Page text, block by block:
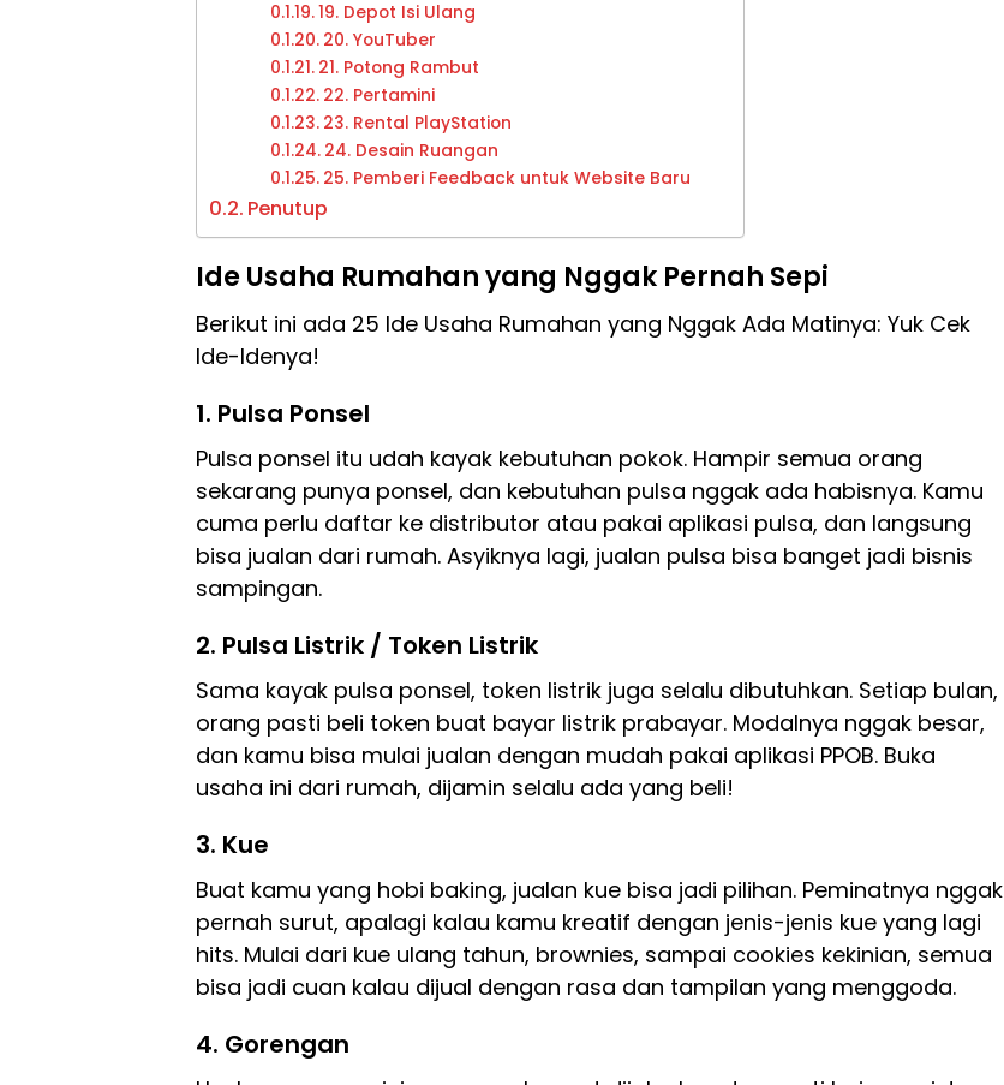
19. Depot Isi Ulang
20. YouTuber
21. Potong Rambut
22. Pertamini
23. Rental PlayStation
24. Desain Ruangan
25. Pemberi Feedback untuk Website Baru
Penutup
Ide Usaha Rumahan yang Nggak Pernah Sepi
Berikut ini ada 25 Ide Usaha Rumahan yang Nggak Ada Matinya: Yuk Cek
Ide-Idenya!
1. Pulsa Ponsel
Pulsa ponsel itu udah kayak kebutuhan pokok. Hampir semua orang
sekarang punya ponsel, dan kebutuhan pulsa nggak ada habisnya. Kamu
cuma perlu daftar ke distributor atau pakai aplikasi pulsa, dan langsung
bisa jualan dari rumah. Asyiknya lagi, jualan pulsa bisa banget jadi bisnis
sampingan.
2. Pulsa Listrik / Token Listrik
Sama kayak pulsa ponsel, token listrik juga selalu dibutuhkan. Setiap bulan,
orang pasti beli token buat bayar listrik prabayar. Modalnya nggak besar,
dan kamu bisa mulai jualan dengan mudah pakai aplikasi PPOB. Buka
usaha ini dari rumah, dijamin selalu ada yang beli!
3. Kue
Buat kamu yang hobi baking, jualan kue bisa jadi pilihan. Peminatnya nggak
pernah surut, apalagi kalau kamu kreatif dengan jenis-jenis kue yang lagi
hits. Mulai dari kue ulang tahun, brownies, sampai cookies kekinian, semua
bisa jadi cuan kalau dijual dengan rasa dan tampilan yang menggoda.
4. Gorengan